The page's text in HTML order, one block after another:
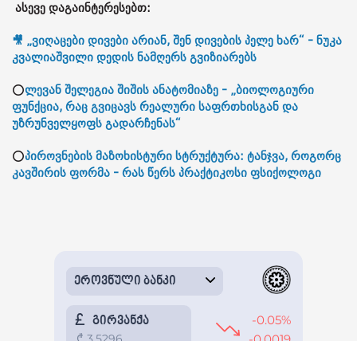
ასევე დაგაინტერესებთ:
🎥 „ვიღაცები დივები არიან, შენ დივების პელე ხარ“ - ნუკა
კვალიაშვილი დედის ნამღერს გვიზიარებს
⭕ლევან შელეგია შიშის ანატომიაზე - „ბიოლოგიური
ფუნქცია, რაც გვიცავს რეალური საფრთხისგან და
უზრუნველყოფს გადარჩენას“
⭕პიროვნების მაზოხისტური სტრუქტურა: ტანჯვა, როგორც
კავშირის ფორმა - რას წერს პრაქტიკოსი ფსიქოლოგი